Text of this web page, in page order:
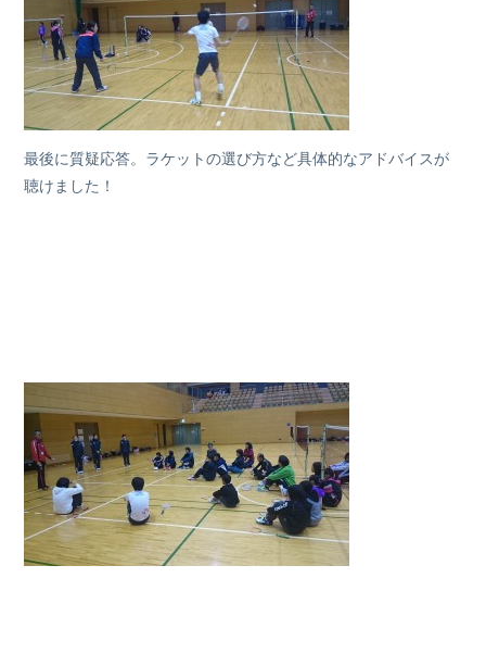
最後に質疑応答。ラケットの選び方など具体的なアドバイスが
聴けました！